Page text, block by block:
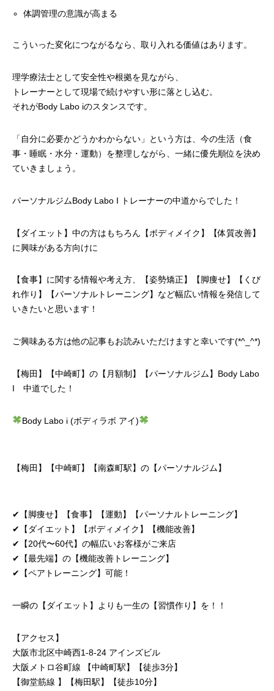
体調管理の意識が高まる
こういった変化につながるなら、取り入れる価値はあります。
理学療法士として安全性や根拠を見ながら、
トレーナーとして現場で続けやすい形に落とし込む。
それがBody Labo iのスタンスです。
「自分に必要かどうかわからない」という方は、今の生活（食
事・睡眠・水分・運動）を整理しながら、一緒に優先順位を決め
ていきましょう。
パーソナルジムBody Labo I トレーナーの中道からでした！
【ダイエット】中の方はもちろん【ボディメイク】【体質改善】
に興味がある方向けに
【食事】に関する情報や考え方、【姿勢矯正】【脚痩せ】【くび
れ作り】【パーソナルトレーニング】など幅広い情報を発信して
いきたいと思います！
ご興味ある方は他の記事もお読みいただけますと幸いです(*^_^*)
【梅田】【中崎町】の【月額制】【パーソナルジム】Body Labo
I 中道でした！
Body Labo i (ボディラボ アイ)
【梅田】【中崎町】【南森町駅】の【パーソナルジム】
✔︎【脚痩せ】【食事】【運動】【パーソナルトレーニング】
✔︎【ダイエット】【ボディメイク】【機能改善】
✔︎【20代〜60代】の幅広いお客様がご来店
✔︎【最先端】の【機能改善トレーニング】
✔︎【ペアトレーニング】可能！
一瞬の【ダイエット】よりも一生の【習慣作り】を！！
【アクセス】
大阪市北区中崎西1-8-24 アインズビル
大阪メトロ谷町線 【中崎町駅】【徒歩3分】
【御堂筋線 】【梅田駅】【徒歩10分】